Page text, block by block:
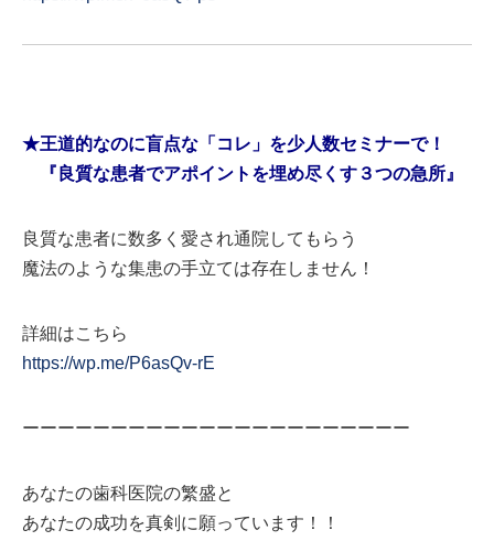
★王道的なのに盲点な「コレ」を少人数セミナーで！
『良質な患者でアポイントを埋め尽くす３つの急所』
良質な患者に数多く愛され通院してもらう
魔法のような集患の手立ては存在しません！
詳細はこちら
https://wp.me/P6asQv-rE
ーーーーーーーーーーーーーーーーーーーーーー
あなたの歯科医院の繁盛と
あなたの成功を真剣に願っています！！